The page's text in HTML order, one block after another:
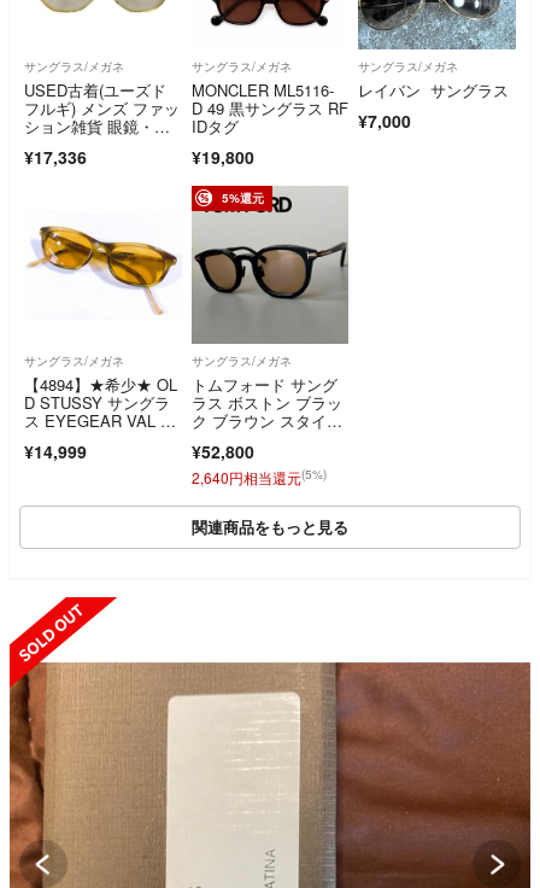
サングラス/メガネ
USED古着(ユーズド
フルギ) メンズ ファッ
ション雑貨 眼鏡・サ
¥17,336
サングラス/メガネ
MONCLER ML5116-
D 49 黒サングラス RF
IDタグ
¥19,800
サングラス/メガネ
レイバン サングラス
¥7,000
サングラス/メガネ
【4894】★希少★ OL
D STUSSY サングラ
ス EYEGEAR VAL イ
K ヴィンテージ 激レ
¥14,999
5%還元
サングラス/メガネ
トムフォード サング
ラス ボストン ブラッ
ク ブラウン スタイリ
¥52,800
2,640円相当還元(5%)
関連商品をもっと見る